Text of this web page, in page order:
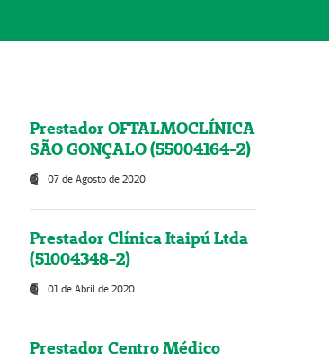
Prestador OFTALMOCLÍNICA
SÃO GONÇALO (55004164-2)
07 de Agosto de 2020
Prestador Clínica Itaipú Ltda
(51004348-2)
01 de Abril de 2020
Prestador Centro Médico